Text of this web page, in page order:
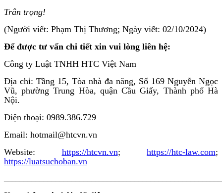
Trân trọng!
(Người viết: Phạm Thị Thương; Ngày viết: 02/10/2024)
Để được tư vấn chi tiết xin vui lòng liên hệ:
Công ty Luật TNHH HTC Việt Nam
Địa chỉ: Tầng 15, Tòa nhà đa năng, Số 169 Nguyễn Ngọc
Vũ, phường Trung Hòa, quận Cầu Giấy, Thành phố Hà
Nội.
Điện thoại: 0989.386.729
Email: hotmail@htcvn.vn
Website: https://htcvn.vn; https://htc-law.com;
https://luatsuchoban.vn